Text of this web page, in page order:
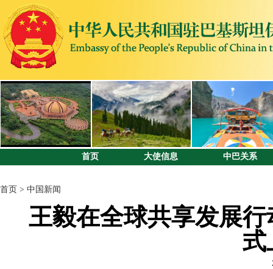
首页 大使信息 中巴关系
首页 > 中国新闻
王毅在全球共享发展
式